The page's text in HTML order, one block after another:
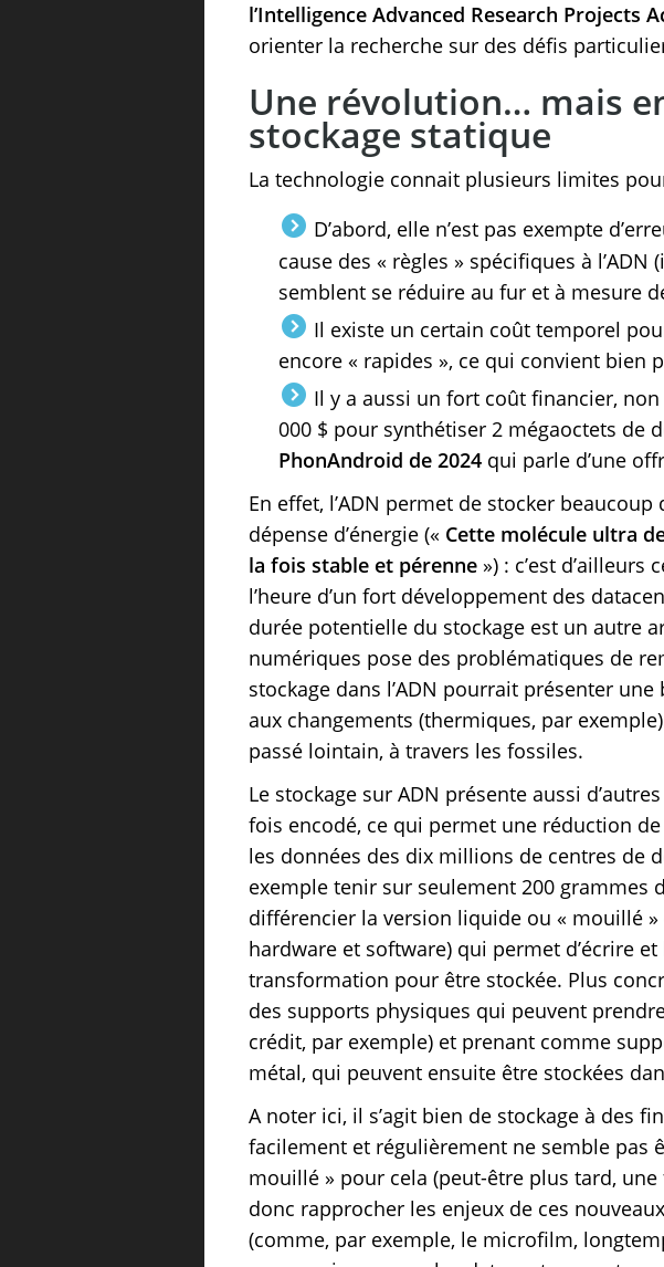
l’Intelligence Advanced Research Projects
orienter la recherche sur des défis
Une révolution… mais
stockage statique
La technologie connait plusieurs limites
D’abord, elle n’est pas exempte
cause des « règles » spécifiques à
semblent se réduire au fur et à mesure
Il existe un certain coût temporel
encore « rapides », ce qui convient bien
Il y a aussi un fort coût financier,
000 $ pour synthétiser 2 mégaoctets de
PhonAndroid de 2024qui parle d’une
En effet, l’ADN permet de stocker
dépense d’énergie (« Cette molécule ultra
la fois stable et pérenne») : c’est
l’heure d’un fort développement des
durée potentielle du stockage est un autre
numériques pose des problématiques de
stockage dans l’ADN pourrait présenter
aux changements (thermiques, par
passé lointain, à travers les fossiles.
Le stockage sur ADN présente aussi
fois encodé, ce qui permet une réduction
les données des dix millions de centres de
exemple tenir sur seulement 200 grammes
différencier la version liquide ou « mouillé
hardware et software) qui permet d’écrire
transformation pour être stockée. Plus
des supports physiques qui peuvent
crédit, par exemple) et prenant comme
métal, qui peuvent ensuite être stockées
A noter ici, il s’agit bien de stockage à des
facilement et régulièrement ne semble pas
mouillé » pour cela (peut-être plus tard,
donc rapprocher les enjeux de ces
(comme, par exemple, le microfilm,